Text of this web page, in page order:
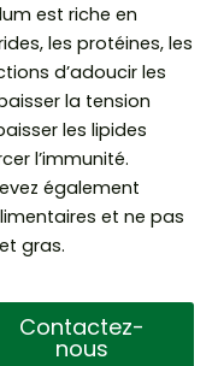
est riche en
les protéines, les
d’adoucir les
la tension
les lipides
l’immunité.
également
et ne pas
gras.
Contactez-
nous